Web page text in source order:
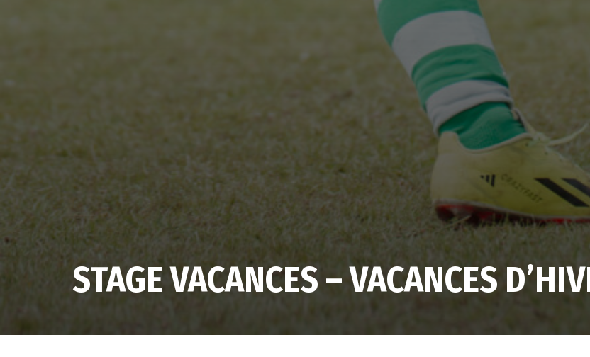
STAGE VACANCES – VACANCES